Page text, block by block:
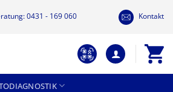
0431 - 169 060 Kontakt